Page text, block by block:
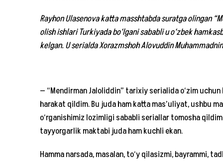
Rayhon Ulasenova katta masshtabda suratga olingan
olish ishlari Turkiyada bo‘lgani sababli u o‘zbek
kelgan. U serialda Xorazmshoh Alovuddin
— “Mendirman Jaloliddin” tarixiy serialida o‘zim
harakat qildim. Bu juda ham katta mas’uliyat, ushbu
o‘rganishimiz lozimligi sababli seriallar tomosha
tayyorgarlik maktabi juda ham kuchli ekan.
Hamma narsada, masalan, to‘y qilasizmi, bayrammi,